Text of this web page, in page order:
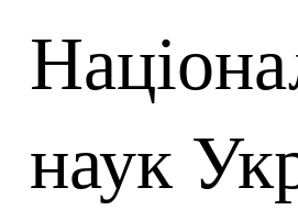
наук